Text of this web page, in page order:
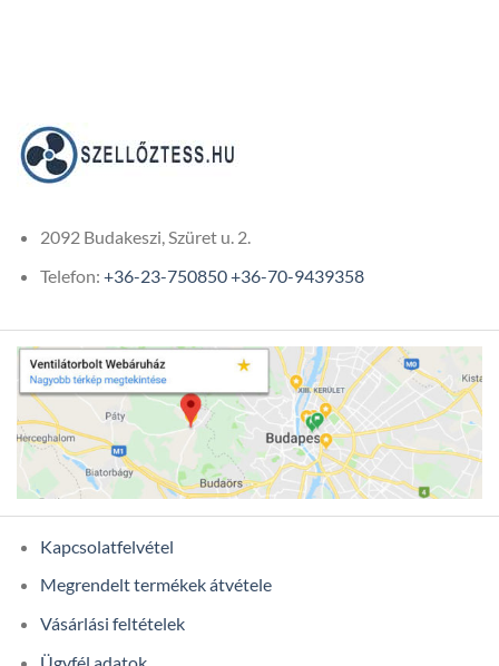
2092 Budakeszi, Szüret u. 2.
Telefon: +36-23-750850+36-70-9439358
Kapcsolatfelvétel
Megrendelt termékek átvétele
Vásárlási feltételek
Ügyfél adatok